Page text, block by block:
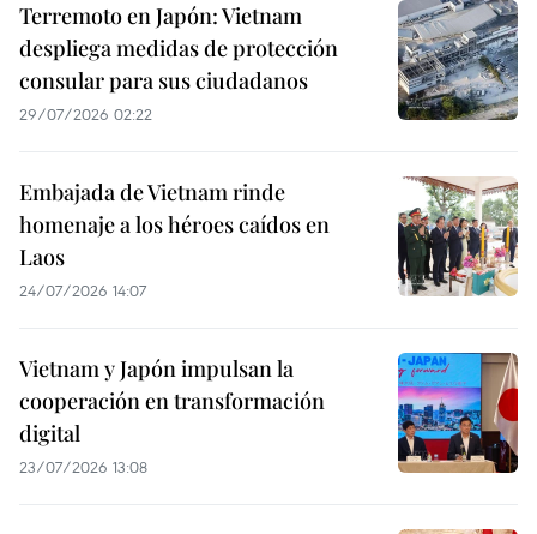
Terremoto en Japón: Vietnam
despliega medidas de protección
consular para sus ciudadanos
29/07/2026 02:22
Embajada de Vietnam rinde
homenaje a los héroes caídos en
Laos
24/07/2026 14:07
Vietnam y Japón impulsan la
cooperación en transformación
digital
23/07/2026 13:08